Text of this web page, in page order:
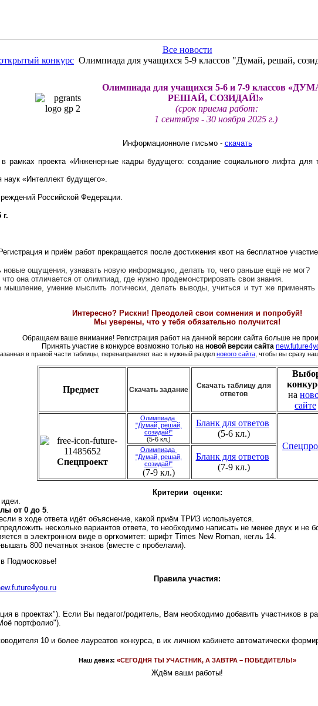
Все новости
конкурс Олимпиада для учащихся 5-9 классов "Думай, решай,
Олимпиада для учащихся 5-6 и 7-9 классов
РЕШАЙ, СОЗИДАЙ!»
(срок приема работ:
1 сентября - 30 ноября 2025 г.)
Информационноле письмо - скачать
рамках проекта «Инженерные кадры будущего: создание социального лифта для
«Интеллект будущего».
Российской Федерации.
и приём работ прекращается после достижения квот на бесплатное участие.
новые ощущения, узнавать новую информацию, делать то, чего раньше ещё не мог?
она отличается от олимпиад, где нужно продемонстрировать свои знания.
мышление, умение мыслить логически, делать выводы, учиться и тут же
Интересно? Рискни! Преодолей свои сомнения и попробуй!
Мы уверены, что у тебя обязательно получится!
Обращаем ваше внимание! Регистрация работ на данной версии сайта больше не
Принять участие в конкурсе возможно только на новой версии сайта
в правой части таблицы, перенаправляет вас в нужный раздел нового сайта, чтобы вы сразу
Предмет Скачать задание
Скачать таблицу для
ответов
на
сайте
Спецпроект
Олимпиада
"Думай, решай,
созидай!"
(5-6 кл.)
Бланк для ответов
(5-6 кл.)
Олимпиада
"Думай, решай,
созидай!"
(7-9 кл.)
Бланк для ответов
(7-9 кл.)
Критерии оценки:
от 0 до 5.
в ходе ответа идёт объяснение, какой приём ТРИЗ используется.
несколько вариантов ответа, то необходимо написать не менее двух и не
в электронном виде в оргкомитет: шрифт Times New Roman, кегль 14.
800 печатных знаков (вместе с пробелами).
Подмосковье!
Правила участия:
в проектах"). Если Вы педагог/родитель, Вам необходимо добавить участников в
портфолио").
10 и более лауреатов конкурса, в их личном кабинете автоматически
Наш девиз: «СЕГОДНЯ ТЫ УЧАСТНИК, А ЗАВТРА – ПОБЕДИТЕЛЬ!»
Ждём ваши работы!